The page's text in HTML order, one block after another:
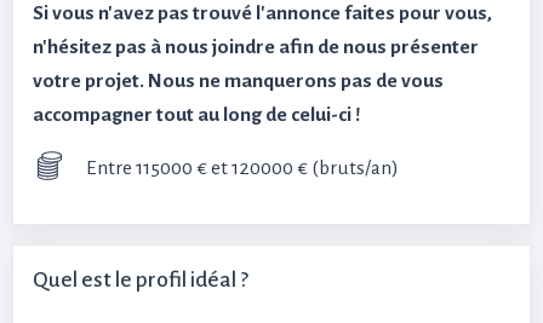
Si vous n'avez pas trouvé l'annonce faites pour vous,
n'hésitez pas à nous joindre afin de nous présenter
votre projet. Nous ne manquerons pas de vous
accompagner tout au long de celui-ci !
Entre 115000 € et 120000 € (bruts/an)
Quel est le profil idéal ?